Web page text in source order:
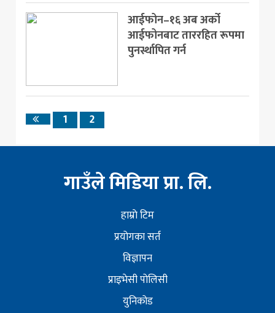
आईफोन–१६ अब अर्को
आईफोनबाट ताररहित रूपमा
पुनर्स्थापित गर्न
Previous
1 2
गाउँले मिडिया प्रा. लि.
हाम्राे टिम
प्रयोगका सर्त
विज्ञापन
प्राइभेसी पोलिसी
युनिकोड